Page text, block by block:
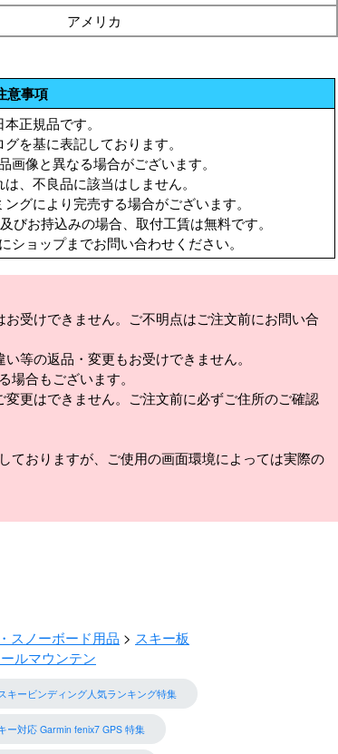
アメリカ
意事項
正規品です。
を基に表記しております。
画像と異なる場合がございます。
、不良品に該当はしません。
グにより完売する場合がございます。
びお持込みの場合、取付工賃は無料です。
ョップまでお問い合わせください。
受けできません。ご不明点はご注文前にお問い合
等の返品・変更もお受けできません。
合もございます。
更はできません。ご注文前に必ずご住所のご確認
ておりますが、ご使用の画面環境によっては実際の
スノーボード用品
スキー板
ルマウンテン
キービンディング人気ランキング特集
ー対応 Garmin fenix7 GPS 特集